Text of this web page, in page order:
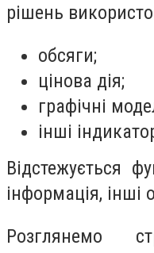
рішень
обсяги;
цінова дія;
графічні
інші
Відстежується
інформація, інші
Розглянемо